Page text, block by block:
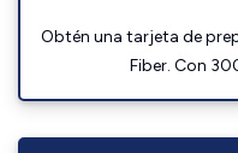
Obtén una tarjeta de
Fiber. Con